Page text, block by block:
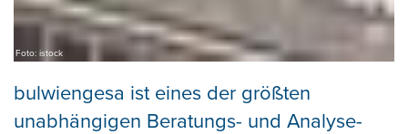
Foto: istock
bulwiengesa ist eines der größten
unabhängigen Beratungs- und Analyse-